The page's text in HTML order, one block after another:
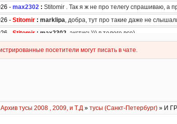
Архив тусы 2008 , 2009, и Т.Д » тусы (Санкт-Петербург)» И